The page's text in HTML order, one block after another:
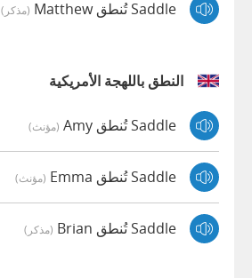
Saddle تُنطق Matthew (مذكر)
النطق باللهجة الأمريكية
Saddle تُنطق Amy (مؤنث)
Saddle تُنطق Emma (مؤنث)
Saddle تُنطق Brian (مذكر)